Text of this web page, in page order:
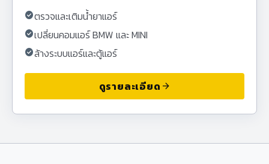
check_circleตรวจและเติมน้ำยาแอร์
check_circleเปลี่ยนคอมแอร์ BMW และ MINI
check_circleล้างระบบแอร์และตู้แอร์
ดูรายละเอียด arrow_forward